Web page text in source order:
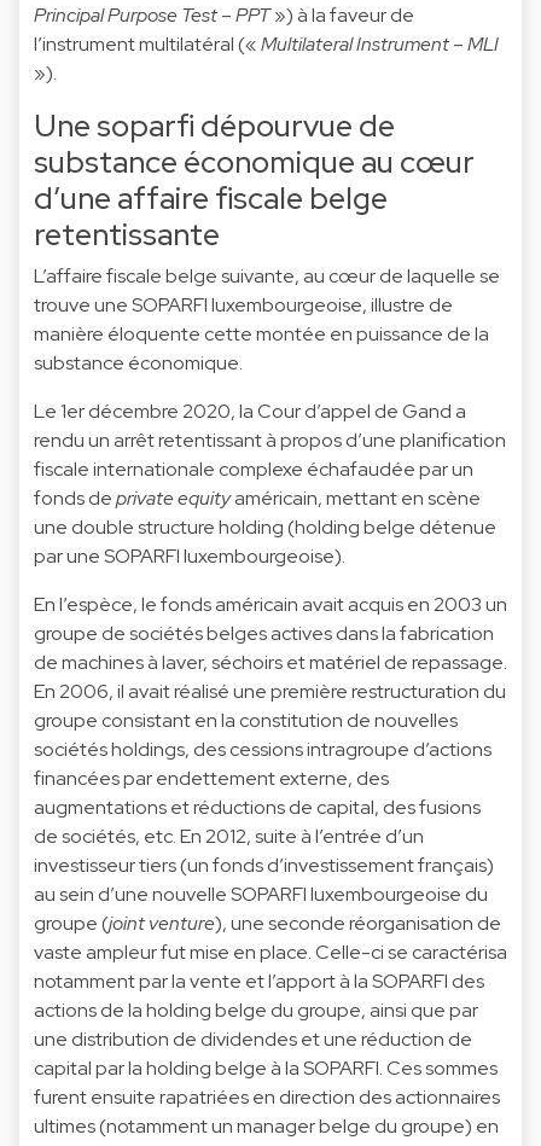
Principal Purpose Test–PPT») à la faveur de
l’instrument multilatéral («Multilateral Instrument–MLI
»).
Une soparfi dépourvue de
substance économique au cœur
d’une affaire fiscale belge
retentissante
L’affaire fiscale belge suivante, au cœur de laquelle se
trouve une SOPARFI luxembourgeoise, illustre de
manière éloquente cette montée en puissance de la
substance économique.
Le 1er décembre 2020, la Cour d’appel de Gand a
rendu un arrêt retentissant à propos d’une planification
fiscale internationale complexe échafaudée par un
fonds deprivate equityaméricain, mettant en scène
une double structure holding (holding belge détenue
par une SOPARFI luxembourgeoise).
En l’espèce, le fonds américain avait acquis en 2003 un
groupe de sociétés belges actives dans la fabrication
de machines à laver, séchoirs et matériel de repassage.
En 2006, il avait réalisé une première restructuration du
groupe consistant en la constitution de nouvelles
sociétés holdings, des cessions intragroupe d’actions
financées par endettement externe, des
augmentations et réductions de capital, des fusions
de sociétés, etc. En 2012, suite à l’entrée d’un
investisseur tiers (un fonds d’investissement français)
au sein d’une nouvelle SOPARFI luxembourgeoise du
groupe (joint venture), une seconde réorganisation de
vaste ampleur fut mise en place. Celle-ci se caractérisa
notamment par la vente et l’apport à la SOPARFI des
actions de la holding belge du groupe, ainsi que par
une distribution de dividendes et une réduction de
capital par la holding belge à la SOPARFI. Ces sommes
furent ensuite rapatriées en direction des actionnaires
ultimes (notamment un manager belge du groupe) en